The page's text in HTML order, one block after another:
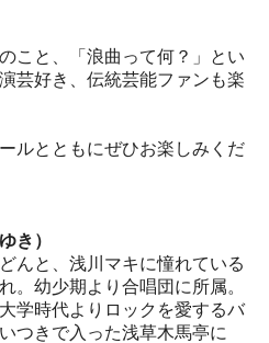
こと、「浪曲って何？」とい
芸好き、伝統芸能ファンも楽
ルとともにぜひお楽しみくだ
き）
んと、浅川マキに憧れている
。幼少期より合唱団に所属。
学時代よりロックを愛するバ
つきで入った浅草木馬亭に